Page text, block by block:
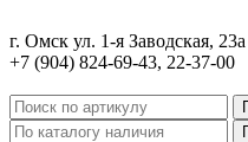
г. Омск ул. 1-я Заводская, 23а
+7 (904) 824-69-43, 22-37-00